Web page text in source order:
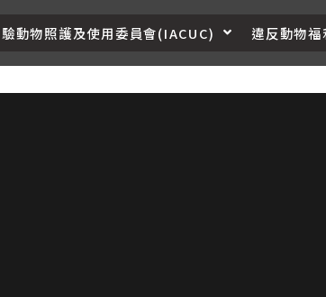
動物照護及使用委員會(IACUC) 違反動物福